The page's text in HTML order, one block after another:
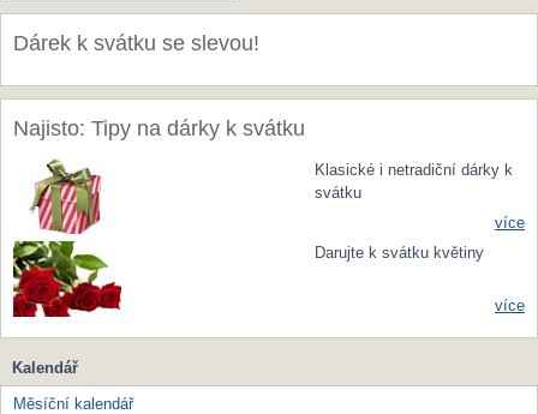
Dárek k svátku se slevou!
Najisto: Tipy na dárky k svátku
Klasické i netradiční dárky k
svátku
více
Darujte k svátku květiny
více
Kalendář
Měsíční kalendář